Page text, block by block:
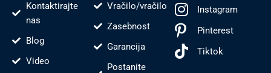
Kontaktirajte
nas
Blog
Video
Vračilo/vračilo
Zasebnost
Garancija
Postanite
Instagram
Pinterest
Tiktok